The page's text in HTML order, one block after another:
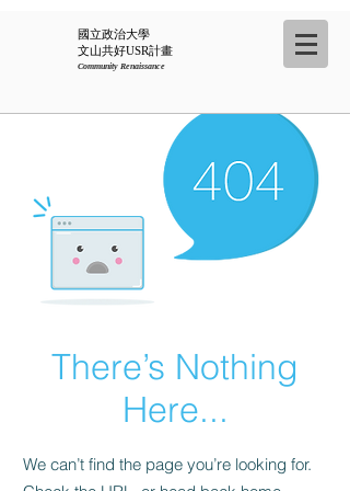
國立政治大學
​文山共好USR計畫
Community Renaissance
There’s Nothing
Here...
We can’t find the page you’re looking for.